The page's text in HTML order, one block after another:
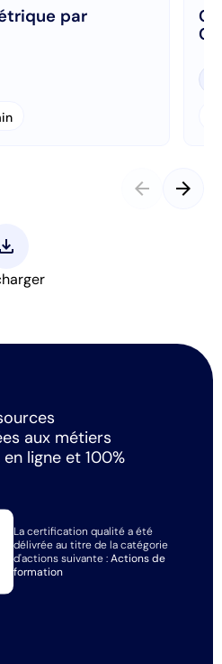
par
arrow_back arrow_forward
download
aux métiers
ligne et 100%
La certification qualité a été
délivrée au titre de la catégorie
d'actions suivante :Actions de
formation